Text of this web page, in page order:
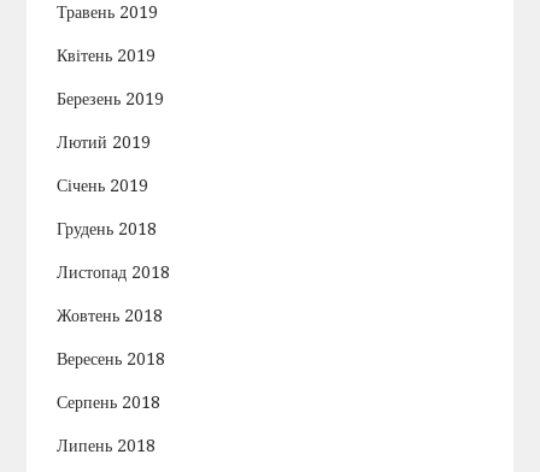
Травень 2019
Квітень 2019
Березень 2019
Лютий 2019
Січень 2019
Грудень 2018
Листопад 2018
Жовтень 2018
Вересень 2018
Серпень 2018
Липень 2018